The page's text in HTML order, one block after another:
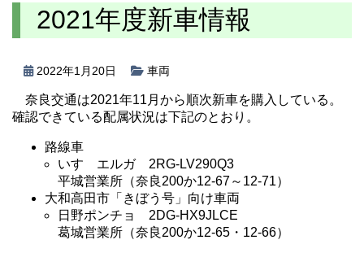
2021年度新車情報
2022年1月20日 車両
奈良交通は2021年11月から順次新車を購入している。
確認できている配属状況は下記のとおり。
路線車
いすゞエルガ 2RG-LV290Q3
平城営業所（奈良200か12-67～12-71）
大和高田市「きぼう号」向け車両
日野ポンチョ 2DG-HX9JLCE
葛城営業所（奈良200か12-65・12-66）